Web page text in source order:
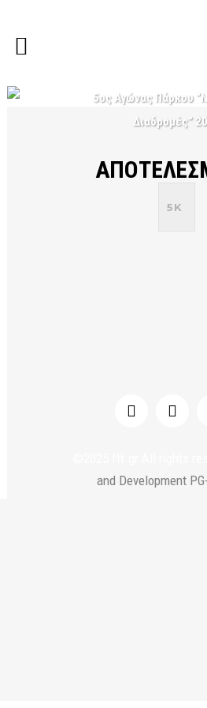
5ος Αγώνας Πάρκου
Διαδρομές”
5K
and Development